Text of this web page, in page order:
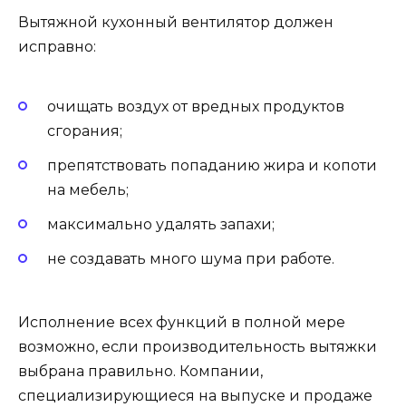
Вытяжной кухонный вентилятор должен
исправно:
очищать воздух от вредных продуктов
сгорания;
препятствовать попаданию жира и копоти
на мебель;
максимально удалять запахи;
не создавать много шума при работе.
Исполнение всех функций в полной мере
возможно, если производительность вытяжки
выбрана правильно. Компании,
специализирующиеся на выпуске и продаже